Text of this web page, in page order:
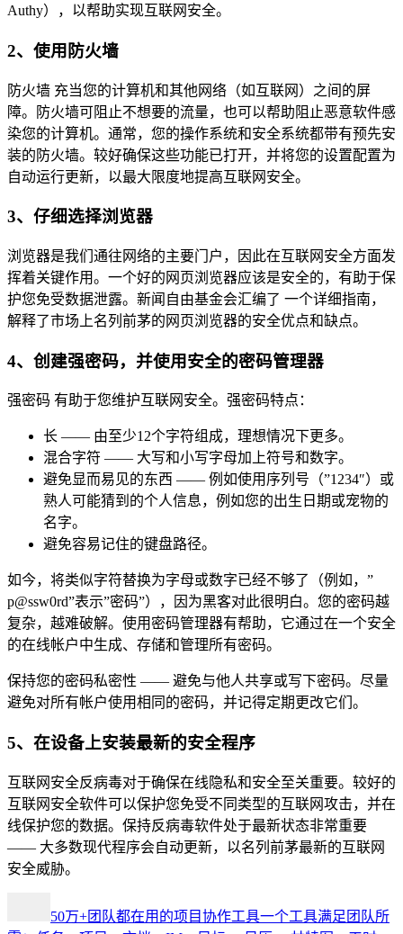
Authy），以帮助实现互联网安全。
2、使用防火墙
防火墙 充当您的计算机和其他网络（如互联网）之间的屏
障。防火墙可阻止不想要的流量，也可以帮助阻止恶意软件感
染您的计算机。通常，您的操作系统和安全系统都带有预先安
装的防火墙。较好确保这些功能已打开，并将您的设置配置为
自动运行更新，以最大限度地提高互联网安全。
3、仔细选择浏览器
浏览器是我们通往网络的主要门户，因此在互联网安全方面发
挥着关键作用。一个好的网页浏览器应该是安全的，有助于保
护您免受数据泄露。新闻自由基金会汇编了 一个详细指南，
解释了市场上名列前茅的网页浏览器的安全优点和缺点。
4、创建强密码，并使用安全的密码管理器
强密码 有助于您维护互联网安全。强密码特点：
长 —— 由至少12个字符组成，理想情况下更多。
混合字符 —— 大写和小写字母加上符号和数字。
避免显而易见的东西 —— 例如使用序列号（”1234″）或
熟人可能猜到的个人信息，例如您的出生日期或宠物的
名字。
避免容易记住的键盘路径。
如今，将类似字符替换为字母或数字已经不够了（例如，”
p@ssw0rd”表示”密码”），因为黑客对此很明白。您的密码越
复杂，越难破解。使用密码管理器有帮助，它通过在一个安全
的在线帐户中生成、存储和管理所有密码。
保持您的密码私密性 —— 避免与他人共享或写下密码。尽量
避免对所有帐户使用相同的密码，并记得定期更改它们。
5、在设备上安装最新的安全程序
互联网安全反病毒对于确保在线隐私和安全至关重要。较好的
互联网安全软件可以保护您免受不同类型的互联网攻击，并在
线保护您的数据。保持反病毒软件处于最新状态非常重要
—— 大多数现代程序会自动更新，以名列前茅最新的互联网
安全威胁。
50万+团队都在用的项目协作工具一个工具满足团队所